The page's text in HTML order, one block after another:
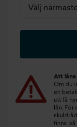
Att
Om du
en
att få
lån.
finns på